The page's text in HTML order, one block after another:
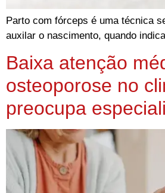
Parto com fórceps é uma técnica
auxilar o nascimento, quando
Baixa atenção
osteoporose no
preocupa